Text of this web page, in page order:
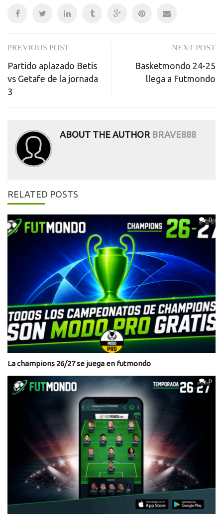
Post
navigation
PREVIOUS POST
Partido aplazado Betis
vs Getafe de la jornada
3
NEXT POST
Basketmondo 24-25
llega a Futmondo
ABOUT THE AUTHOR BRAVE888
RELATED POSTS
0
La champions 26/27 se juega en futmondo
0